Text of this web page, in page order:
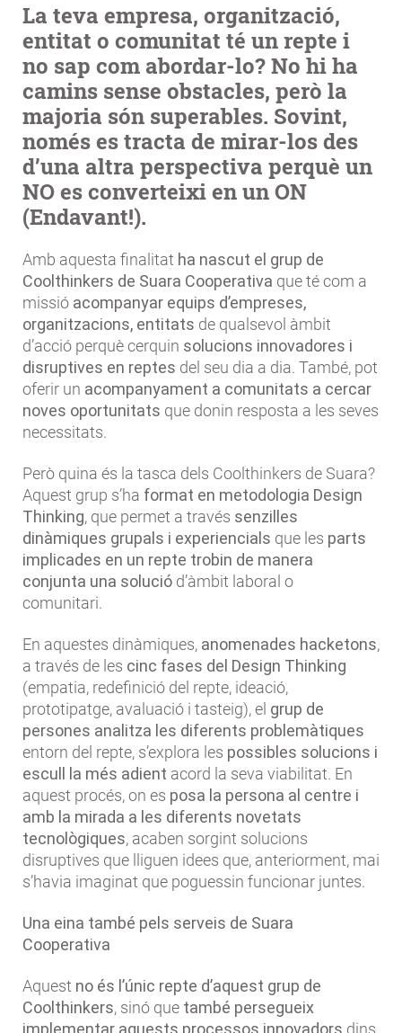
La teva empresa, organització,
entitat o comunitat té un repte i
no sap com abordar-lo? No hi ha
camins sense obstacles, però la
majoria són superables. Sovint,
només es tracta de mirar-los des
d’una altra perspectiva perquè un
NO es converteixi en un ON
(Endavant!).
Amb aquesta finalitat ha nascut el grup de
Coolthinkers de Suara Cooperativa que té com a
missió acompanyar equips d’empreses,
organitzacions, entitats de qualsevol àmbit
d’acció perquè cerquin solucions innovadores i
disruptives en reptes del seu dia a dia. També, pot
oferir un acompanyament a comunitats a cercar
noves oportunitats que donin resposta a les seves
necessitats.
Però quina és la tasca dels Coolthinkers de Suara?
Aquest grup s’ha format en metodologia Design
Thinking, que permet a través senzilles
dinàmiques grupals i experiencials que les parts
implicades en un repte trobin de manera
conjunta una solució d’àmbit laboral o
comunitari.
En aquestes dinàmiques, anomenades hacketons,
a través de les cinc fases del Design Thinking
(empatia, redefinició del repte, ideació,
prototipatge, avaluació i tasteig), el grup de
persones analitza les diferents problemàtiques
entorn del repte, s’explora les possibles solucions i
escull la més adient acord la seva viabilitat. En
aquest procés, on es posa la persona al centre i
amb la mirada a les diferents novetats
tecnològiques, acaben sorgint solucions
disruptives que lliguen idees que, anteriorment, mai
s’havia imaginat que poguessin funcionar juntes.
Una eina també pels serveis de Suara
Cooperativa
Aquest no és l’únic repte d’aquest grup de
Coolthinkers, sinó que també persegueix
implementar aquests processos innovadors dins